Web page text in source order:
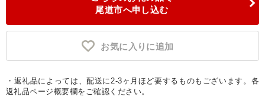
尾道市へ申し込む
お気に入りに追加
・返礼品によっては、配送に2-3ヶ月ほど要するものもございます。各
返礼品ページ概要欄をご確認ください。